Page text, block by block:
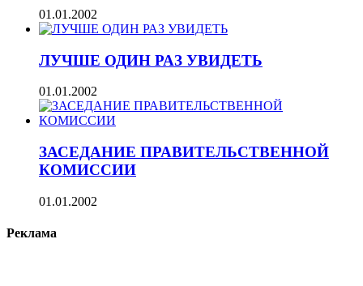
01.01.2002
ЛУЧШЕ ОДИН РАЗ УВИДЕТЬ
01.01.2002
ЗАСЕДАНИЕ ПРАВИТЕЛЬСТВЕННОЙ
КОМИССИИ
01.01.2002
Реклама